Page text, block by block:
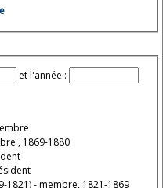
et l'année :
, 1869-1880
1821) - membre, 1821-1869